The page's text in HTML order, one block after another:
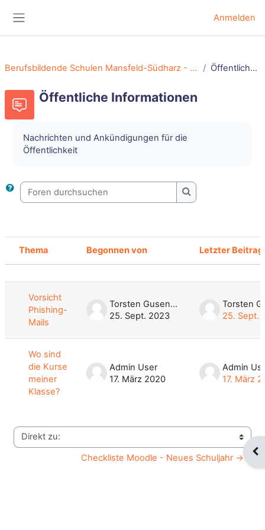
Anmelden
Berufsbildende Schulen Mansfeld-Südharz - Herzlich Willkommen auf dem Unterrichtsportal! Öffentliche Informationen
Öffentliche Informationen
Nachrichten und Ankündigungen für die
Öffentlichkeit
Foren durchsuchen
Foren
Status
Thema Begonnen von Letzter Beitrag
Vorsicht
Phishing-
Mails
Torsten Gusenda
25. Sept. 2023
25. Sept.
Wo sind
die Kurse
meiner
Klasse?
Admin User
17. März 2020
Admin
17. März
Direkt zu:
Checkliste Moodle - Neues Schuljahr →